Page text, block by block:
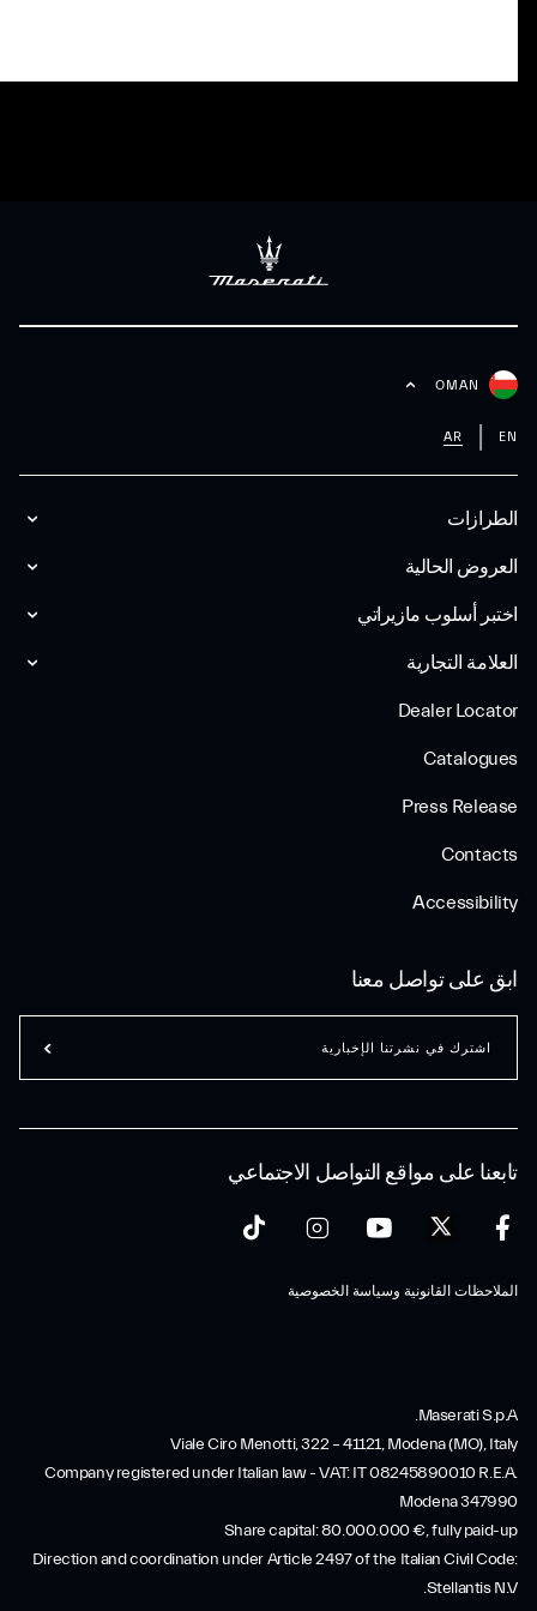
الطرازات
العروض الحالية
اختبر أسلوب مازیراتي
العلامة التجارية
Dealer Locator
Catalogues
Press Release
Contacts
Accessibility
OMAN
EN
AR
تابعنا على مواقع التواصل الاجتماعي
الملاحظات القانونية وسياسة الخصوصية
ابق على تواصل معنا
اشترك في نشرتنا الإخبارية
Maserati S.p.A.
Viale Ciro Menotti, 322 – 41121, Modena (MO), Italy
Company registered under Italian law - VAT: IT 08245890010 R.E.A.
Modena 347990
Share capital: 80.000.000 €, fully paid-up
Direction and coordination under Article 2497 of the Italian Civil Code:
Stellantis N.V.